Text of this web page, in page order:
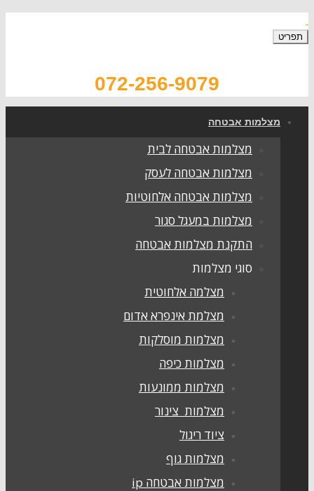
תפריט
072-256-9079
מצלמות אבטחה
מצלמות אבטחה לבית
מצלמות אבטחה לעסק
מצלמות אבטחה אלחוטיות
מצלמות במעגל סגור
התקנת מצלמות אבטחה
סוגי מצלמות
מצלמה אלחוטית
מצלמת אינפרא אדום
מצלמות מוסלקות
מצלמות כיפה
מצלמות ממונעות
מצלמות צינור
ציוד ריגול
מצלמות גוף
מצלמות אבטחה ip